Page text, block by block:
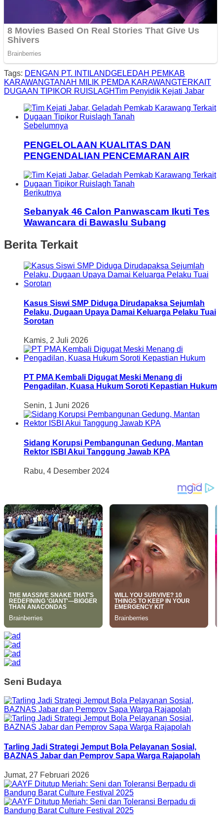
Tags: DENGAN PT. INTILANDGELEDAH PEMKAB
KARAWANGTANAH MILIK PEMDA KARAWANGTERKAIT
DUGAAN TIPIKOR RUISLAGHTim Penyidik Kejati Jabar
Sebelumnya
PENGELOLAAN KUALITAS DAN
PENGENDALIAN PENCEMARAN AIR
Berikutnya
Sebanyak 46 Calon Panwascam Ikuti Tes
Wawancara di Bawaslu Subang
Berita Terkait
Kasus Siswi SMP Diduga Dirudapaksa Sejumlah
Pelaku, Dugaan Upaya Damai Keluarga Pelaku Tuai
Sorotan
Kamis, 2 Juli 2026
PT PMA Kembali Digugat Meski Menang di
Pengadilan, Kuasa Hukum Soroti Kepastian Hukum
Senin, 1 Juni 2026
Sidang Korupsi Pembangunan Gedung, Mantan
Rektor ISBI Akui Tanggung Jawab KPA
Rabu, 4 Desember 2024
Seni Budaya
Tarling Jadi Strategi Jemput Bola Pelayanan Sosial,
BAZNAS Jabar dan Pemprov Sapa Warga Rajapolah
Jumat, 27 Februari 2026